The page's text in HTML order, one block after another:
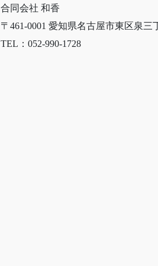
合同会社 和香
〒461-0001 愛知県名古屋市東区泉
TEL：052-990-1728